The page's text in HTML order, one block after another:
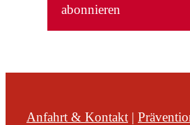
abonnieren
Anfahrt & Kontakt |